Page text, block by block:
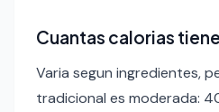
Cuantas calorias
Varia segun ingredientes,
tradicional es moderada: